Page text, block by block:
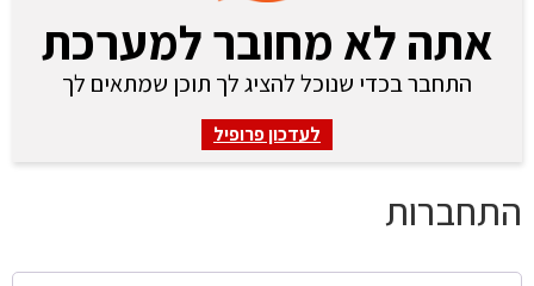
אתה לא מחובר למערכת
התחבר בכדי שנוכל להציג לך תוכן שמתאים לך
לעדכון פרופיל
התחברות